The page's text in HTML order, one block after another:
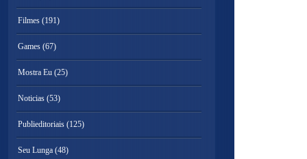
Filmes (191)
Games (67)
Mostra Eu (25)
Noticias (53)
Publieditoriais (125)
Seu Lunga (48)